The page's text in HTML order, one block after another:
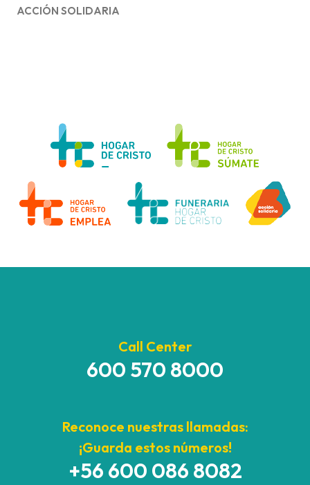
ACCIÓN SOLIDARIA
Call Center
600 570 8000
Reconoce nuestras llamadas:
¡Guarda estos números!
+56 600 086 8082